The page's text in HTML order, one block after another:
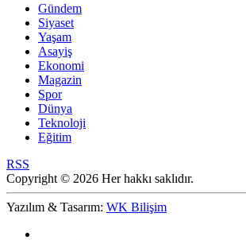
Gündem
Siyaset
Yaşam
Asayiş
Ekonomi
Magazin
Spor
Dünya
Teknoloji
Eğitim
RSS
Copyright © 2026 Her hakkı saklıdır.
Yazılım & Tasarım: WK Bilişim